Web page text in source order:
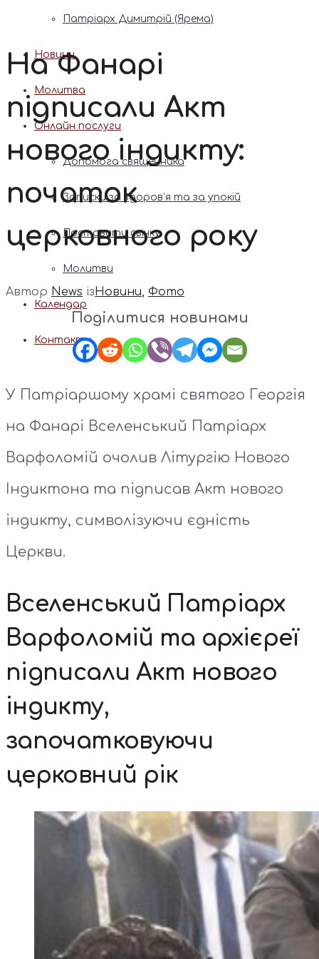
Патріарх Димитрій (Ярема)
Новини
Молитва
Онлайн послуги
Допомога священника
Записки за здоров’я та за упокій
Поставити свічку
Молитви
Календар
Контакти
На Фанарі
підписали Акт
нового індикту:
початок
церковного року
Автор News ізНовини, Фото
Поділитися новинами
У Патріаршому храмі святого Георгія
на Фанарі Вселенський Патріарх
Варфоломій очолив Літургію Нового
Індиктона та підписав Акт нового
індикту, символізуючи єдність
Церкви.
Вселенський Патріарх
Варфоломій та архієреї
підписали Акт нового
індикту,
започатковуючи
церковний рік